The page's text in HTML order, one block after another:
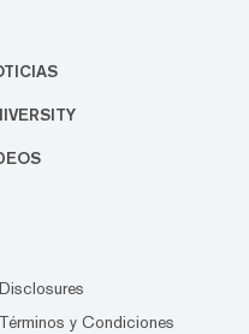
Disclosures
Términos y Condiciones